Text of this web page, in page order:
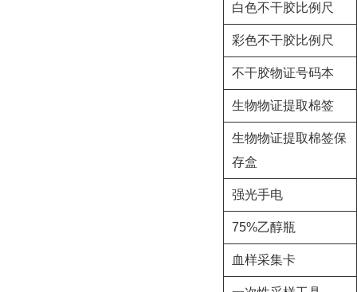
白色不干胶比例尺
彩色不干胶比例尺
不干胶物证号码本
生物物证提取棉签
生物物证提取棉签保
存盒
强光手电
75%乙醇瓶
血样采集卡